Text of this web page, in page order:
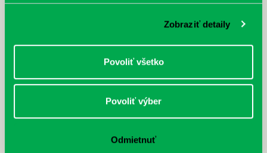
Zobraziť detaily
Povoliť všetko
Povoliť výber
Odmietnuť
Sprievodca po hviezdnej oblohe
kompletný sprievodca